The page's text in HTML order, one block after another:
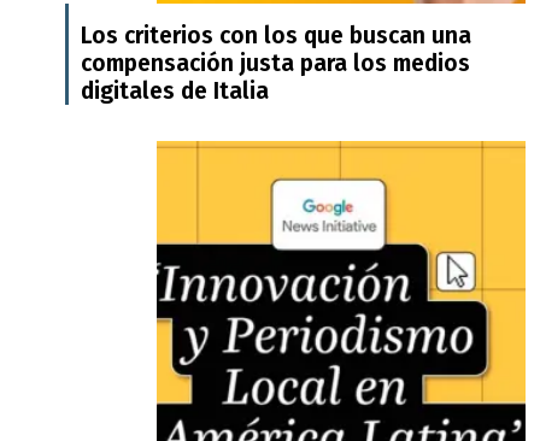
Los criterios con los que buscan una
compensación justa para los medios
digitales de Italia